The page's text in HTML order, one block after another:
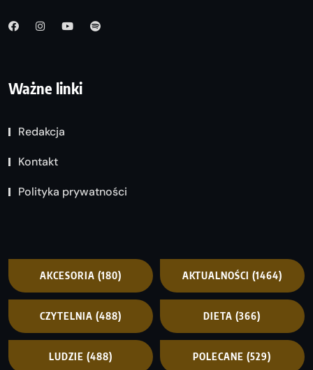
Ważne linki
Redakcja
Kontakt
Polityka prywatności
AKCESORIA (180) AKTUALNOŚCI (1464)
CZYTELNIA (488) DIETA (366)
LUDZIE (488) POLECANE (529)